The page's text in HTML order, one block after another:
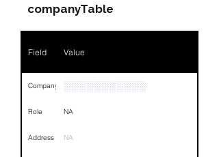
Position
Phone ░░░░░░░░░░░░░░
Email
Links
companyTable
Field Value
Company ░░░░░░░░░░░
Role NA
Address NA